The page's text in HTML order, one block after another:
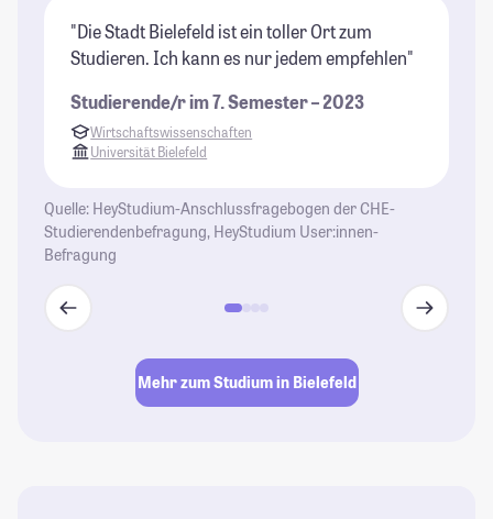
"Die Stadt Bielefeld ist ein toller Ort zum
Studieren. Ich kann es nur jedem empfehlen"
Studierende/r im 7. Semester – 2023
Wirtschaftswissenschaften
Universität Bielefeld
Quelle: HeyStudium-Anschlussfragebogen der CHE-
Studierendenbefragung, HeyStudium User:innen-
Befragung
Mehr zum Studium in Bielefeld